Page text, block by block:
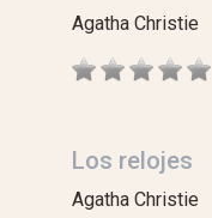
Agatha Christie
Los relojes
Agatha Christie